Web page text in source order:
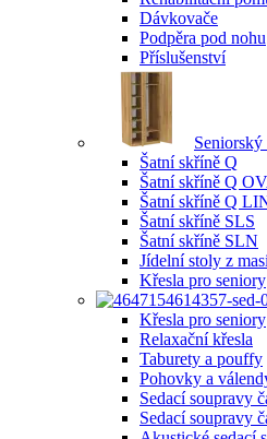
Dávkovače
Podpěra pod nohu
Příslušenství
Šatní skříně Q
Šatní skříně Q
Šatní skříně Q
Šatní skříně SLS
Šatní skříně SLN
Jídelní stoly z
Křesla pro seniory
Křesla pro seniory
Relaxační křesla
Taburety a pouffy
Pohovky a
Sedací soupravy
Sedací soupravy